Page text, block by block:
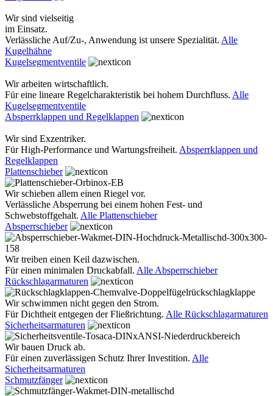
Wir sind vielseitig
im Einsatz.
Verlässliche Auf/Zu-, Anwendung ist unsere Spezialität. Alle
Kugelhähne
Kugelsegmentventile
Wir arbeiten wirtschaftlich.
Für eine lineare Regelcharakteristik bei hohem Durchfluss. Alle
Kugelsegmentventile
Absperrklappen und Regelklappen
Wir sind Exzentriker.
Für High-Performance und Wartungsfreiheit. Absperrklappen und
Regelklappen
Plattenschieber
Wir schieben allem einen Riegel vor.
Verlässliche Absperrung bei einem hohen Fest- und
Schwebstoffgehalt. Alle Plattenschieber
Absperrschieber
Wir treiben einen Keil dazwischen.
Für einen minimalen Druckabfall. Alle Absperrschieber
Rückschlagarmaturen
Wir schwimmen nicht gegen den Strom.
Für Dichtheit entgegen der Fließrichtung. Alle Rückschlagarmaturen
Sicherheitsarmaturen
Wir bauen Druck ab.
Für einen zuverlässigen Schutz Ihrer Investition. Alle
Sicherheitsarmaturen
Schmutzfänger